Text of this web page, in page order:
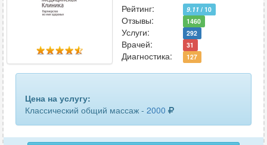
Рейтинг:
9.11 / 10
Отзывы: 1460
Услуги: 292
Врачей: 31
Диагностика: 127
Цена на услугу:
Классический общий массаж - 2000